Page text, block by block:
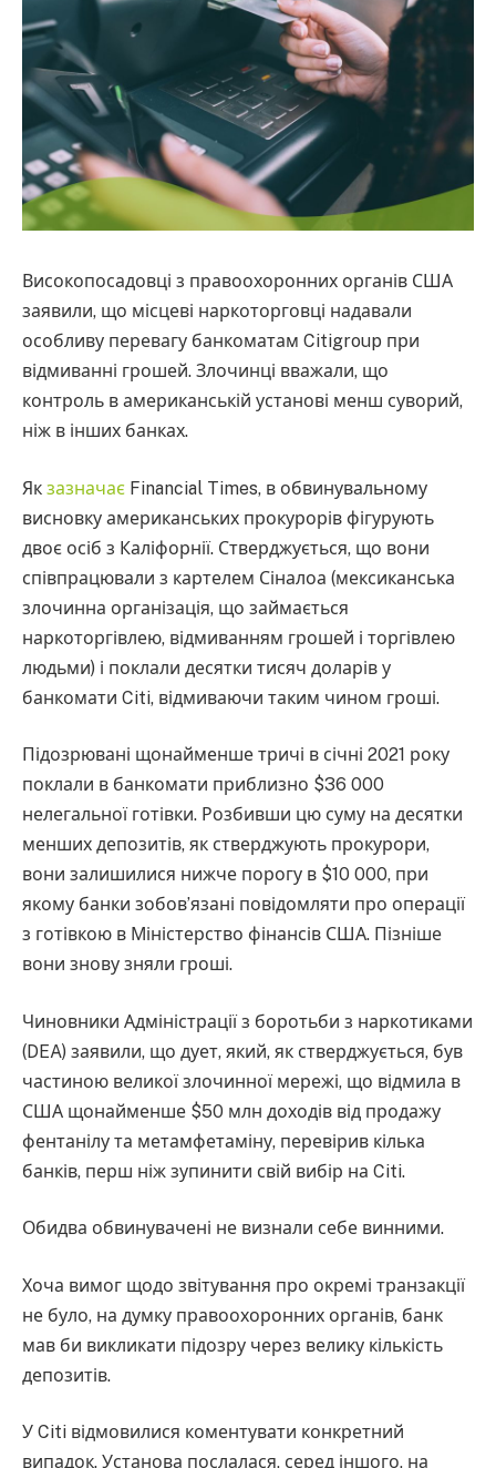
Високопосадовці з правоохоронних органів США
заявили, що місцеві наркоторговці надавали
особливу перевагу банкоматам Citigroup при
відмиванні грошей. Злочинці вважали, що
контроль в американській установі менш суворий,
ніж в інших банках.
Як зазначає Financial Times, в обвинувальному
висновку американських прокурорів фігурують
двоє осіб з Каліфорнії. Стверджується, що вони
співпрацювали з картелем Сіналоа (мексиканська
злочинна організація, що займається
наркоторгівлею, відмиванням грошей і торгівлею
людьми) і поклали десятки тисяч доларів у
банкомати Citi, відмиваючи таким чином гроші.
Підозрювані щонайменше тричі в січні 2021 року
поклали в банкомати приблизно $36 000
нелегальної готівки. Розбивши цю суму на десятки
менших депозитів, як стверджують прокурори,
вони залишилися нижче порогу в $10 000, при
якому банки зобов’язані повідомляти про операції
з готівкою в Міністерство фінансів США. Пізніше
вони знову зняли гроші.
Чиновники Адміністрації з боротьби з наркотиками
(DEA) заявили, що дует, який, як стверджується, був
частиною великої злочинної мережі, що відмила в
США щонайменше $50 млн доходів від продажу
фентанілу та метамфетаміну, перевірив кілька
банків, перш ніж зупинити свій вибір на Citi.
Обидва обвинувачені не визнали себе винними.
Хоча вимог щодо звітування про окремі транзакції
не було, на думку правоохоронних органів, банк
мав би викликати підозру через велику кількість
депозитів.
У Citi відмовилися коментувати конкретний
випадок. Установа послалася, серед іншого, на